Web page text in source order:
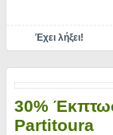
Έχει λήξει!
30%
Partitoura